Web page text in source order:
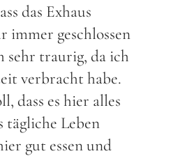
das Exhaus
geschlossen
sehr traurig, da ich
verbracht habe.
dass es hier alles
tägliche Leben
gut essen und